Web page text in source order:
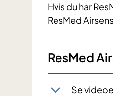
Hvis du har
ResMed
ResMed
Se